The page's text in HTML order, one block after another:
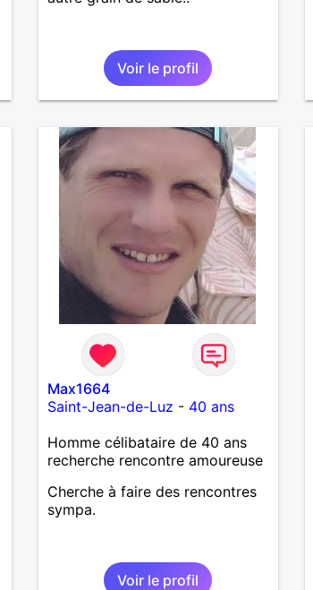
Voir le profil
Max1664
Saint-Jean-de-Luz - 40 ans
Homme célibataire de 40 ans
recherche rencontre amoureuse
Cherche à faire des rencontres
sympa.
Voir le profil